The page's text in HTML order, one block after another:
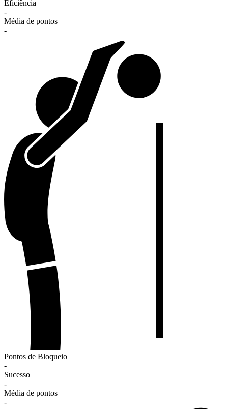
Eficiência
-
Média de pontos
-
Pontos de Bloqueio
-
Sucesso
-
Média de pontos
-